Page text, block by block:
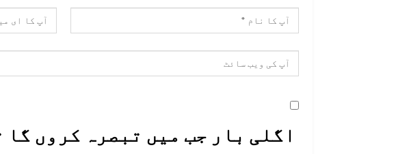
اگلی بار جب میں تبصرہ کروں گا